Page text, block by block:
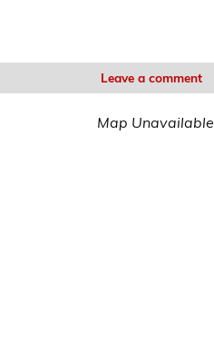
Leave a comment
Map Unavailable